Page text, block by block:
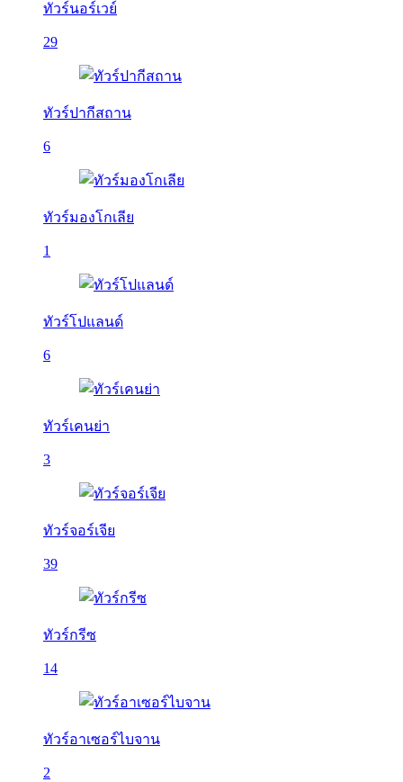
ทัวร์นอร์เวย์
29
ทัวร์ปากีสถาน
6
ทัวร์มองโกเลีย
1
ทัวร์โปแลนด์
6
ทัวร์เคนย่า
3
ทัวร์จอร์เจีย
39
ทัวร์กรีซ
14
ทัวร์อาเซอร์ไบจาน
2